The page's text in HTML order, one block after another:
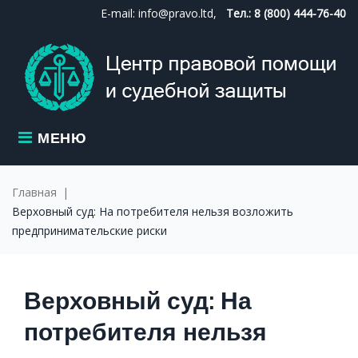
content
E-mail: info@pravo.ltd, Тел.: 8 (800) 444-76-40
МЕНЮ
Главная |
Верховный суд: На потребителя нельзя возложить
предпринимательские риски
Верховный суд: На
потребителя нельзя